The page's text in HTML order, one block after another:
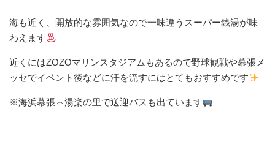
海も近く、開放的な雰囲気なので一味違うスーパー銭湯が味
わえます
近くにはZOZOマリンスタジアムもあるので野球観戦や幕張メ
ッセでイベント後などに汗を流すにはとてもおすすめです
※海浜幕張⇔湯楽の里で送迎バスも出ています